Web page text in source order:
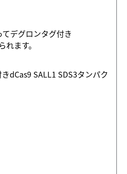
デグロンタグ付き
ます。
dCas9 SALL1 SDS3タンパク